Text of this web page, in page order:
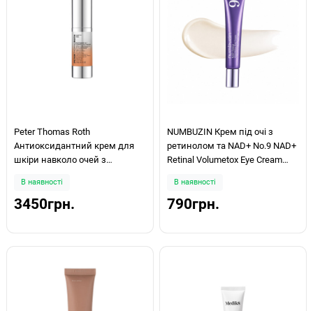
Peter Thomas Roth
Антиоксидантний крем для
шкіри навколо очей з
Eye Cream 15мл
В наявності
3450грн.
NUMBUZIN Крем під очі з
ретинолом та NAD+ No.9 NAD+
Retinal Volumetox Eye Cream
В наявності
790грн.